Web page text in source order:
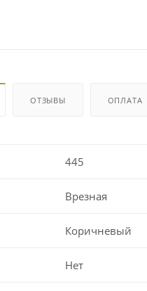
ОТЗЫВЫ ОПЛАТА
445
Врезная
Коричневый
Нет